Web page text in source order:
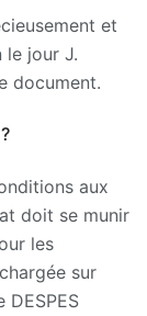
et
le jour J.
document.
aux
doit se munir
les
sur